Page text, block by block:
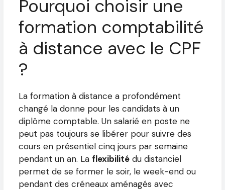
Pourquoi choisir une
formation comptabilité
à distance avec le CPF
?
La formation à distance a profondément
changé la donne pour les candidats à un
diplôme comptable. Un salarié en poste ne
peut pas toujours se libérer pour suivre des
cours en présentiel cinq jours par semaine
pendant un an. La flexibilité du distanciel
permet de se former le soir, le week-end ou
pendant des créneaux aménagés avec